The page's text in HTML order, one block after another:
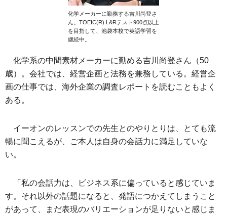
化学メーカーに勤務する吉川尚登さ
ん。TOEIC(R) L&Rテスト900点以上
を目指して、池袋本校で英語学習を
継続中。
化学系の中間素材メーカーに勤める吉川尚登さん（50
歳）。会社では、経営企画と法務を兼務している。経営企
画の仕事では、海外企業の調査レポートを読むこともよく
ある。
イーオンのレッスンでの先生とのやりとりは、とても流
暢に聞こえるが、ご本人は自身の会話力に満足していな
い。
「私の会話力は、ビジネス系に偏っていると感じていま
す。それ以外の話題になると、発語につかえてしまうこと
があって、まだ表現のバリエーションが足りないと感じま